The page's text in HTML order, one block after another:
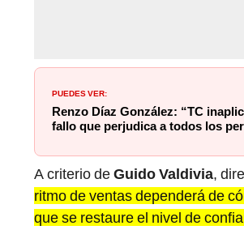
PUEDES VER:
Renzo Díaz González: “TC
fallo que perjudica a todos los
A criterio deGuido Valdivia,
ritmo de ventas dependerá de
que se restaure el nivel de